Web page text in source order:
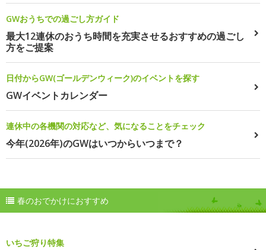
GWおうちでの過ごし方ガイド
最大12連休のおうち時間を充実させるおすすめの過ごし
方をご提案
日付からGW(ゴールデンウィーク)のイベントを探す
GWイベントカレンダー
連休中の各機関の対応など、気になることをチェック
今年(2026年)のGWはいつからいつまで？
春のおでかけにおすすめ
いちご狩り特集